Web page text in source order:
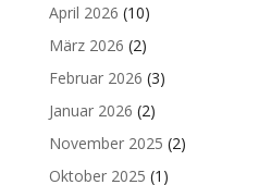
April 2026 (10)
März 2026 (2)
Februar 2026 (3)
Januar 2026 (2)
November 2025 (2)
Oktober 2025 (1)